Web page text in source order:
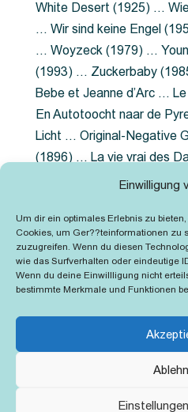
Einwilligung
Um dir ein optimales Erlebnis zu
Cookies, um Ger??teinformationen zu
zuzugreifen. Wenn du diesen
wie das Surfverhalten oder eindeutige
Wenn du deine Einwillligung nicht
bestimmte Merkmale und Funktionen
White Desert (1925) …
… Wir sind keine Engel
… Woyzeck (1979) …
(1993) … Zuckerbaby
Bebe et Jeanne d’Arc …
En Autotoocht naar de
Licht … Original-Negative
(1896) … La vie vrai des
photographer … Feuer im
Grubenlampe … Tolstoy …
Lady Hamilton … Mütter
Ruttmann Werbefilme